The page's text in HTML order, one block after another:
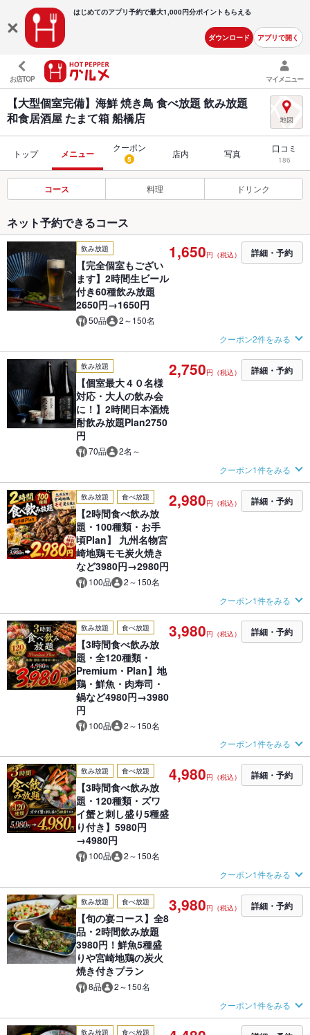
はじめてのアプリ予約で最大1,000円分ポイントもらえる
ダウンロード アプリで開く
お店TOP マイメニュー
【大型個室完備】海鮮 焼き鳥 食べ放題 飲み放題
和食居酒屋 たまて箱 船橋店
トップ メニュー
クーポン
5 店内 写真 口コミ
186
コース 料理 ドリンク
ネット予約できるコース
飲み放題
【完全個室もござい
ます】2時間生ビール
付き60種飲み放題
2650円→1650円
50品 2～150名
1,650円（税込） 詳細・予約
クーポン2件をみる
飲み放題
【個室最大４０名様
対応・大人の飲み会
に！】2時間日本酒焼
酎飲み放題Plan2750
円
70品 2名～
2,750円（税込） 詳細・予約
クーポン1件をみる
飲み放題 食べ放題
【2時間食べ飲み放
題・100種類・お手
頃Plan】 九州名物宮
崎地鶏モモ炭火焼き
など3980円→2980円
100品 2～150名
2,980円（税込） 詳細・予約
クーポン1件をみる
飲み放題 食べ放題
【3時間食べ飲み放
題・全120種類・
Premium・Plan】地
鶏・鮮魚・肉寿司・
鍋など4980円→3980
円
100品 2～150名
3,980円（税込） 詳細・予約
クーポン1件をみる
飲み放題 食べ放題
【3時間食べ飲み放
題・120種類・ズワ
イ蟹と刺し盛り5種盛
り付き】5980円
→4980円
100品 2～150名
4,980円（税込） 詳細・予約
クーポン1件をみる
飲み放題 食べ放題
【旬の宴コース】全8
品・2時間飲み放題
3980円！鮮魚5種盛
りや宮崎地鶏の炭火
焼き付きプラン
8品 2～150名
3,980円（税込） 詳細・予約
クーポン1件をみる
飲み放題 食べ放題